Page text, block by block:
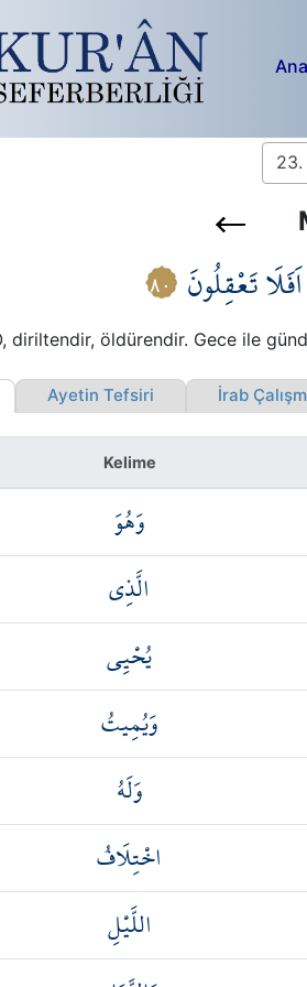
تَعْقِلُونَ ٨٠
diriltendir, öldürendir. Gece ile
Ayetin Tefsiri İrab
Kelime
وَهُوَ
الَّذِي
يُحْيِي
وَيُمِيتُ
وَلَهُ
اخْتِلَافُ
اللَّيْلِ